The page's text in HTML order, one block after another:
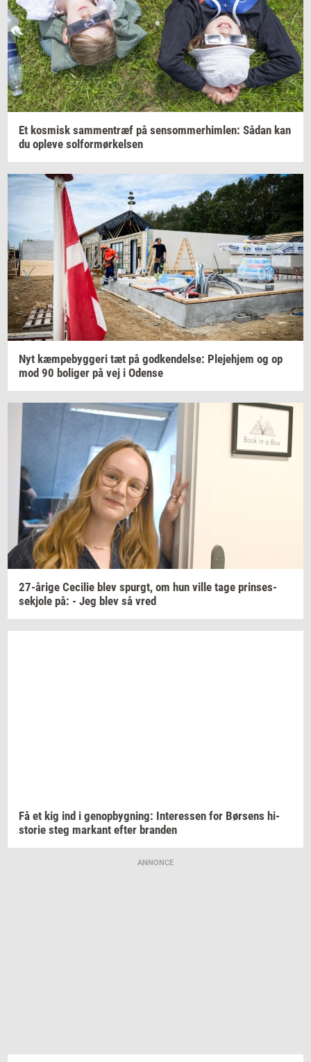
Et kos­misk sam­men­træf på sen­som­mer­him­len: Sådan kan
du op­le­ve sol­for­mør­kel­sen
Nyt kæm­pe­byg­ge­ri tæt på god­ken­del­se: Ple­je­hjem og op
mod 90 bo­li­ger på vej i Oden­se
27-​årige Ce­ci­lie blev spurgt, om hun ville tage prin­ses­
sekjo­le på: - Jeg blev så vred
Få et kig ind i genop­byg­ning: In­ter­es­sen for Bør­sens hi­
sto­rie steg mar­kant efter bran­den
ANNONCE